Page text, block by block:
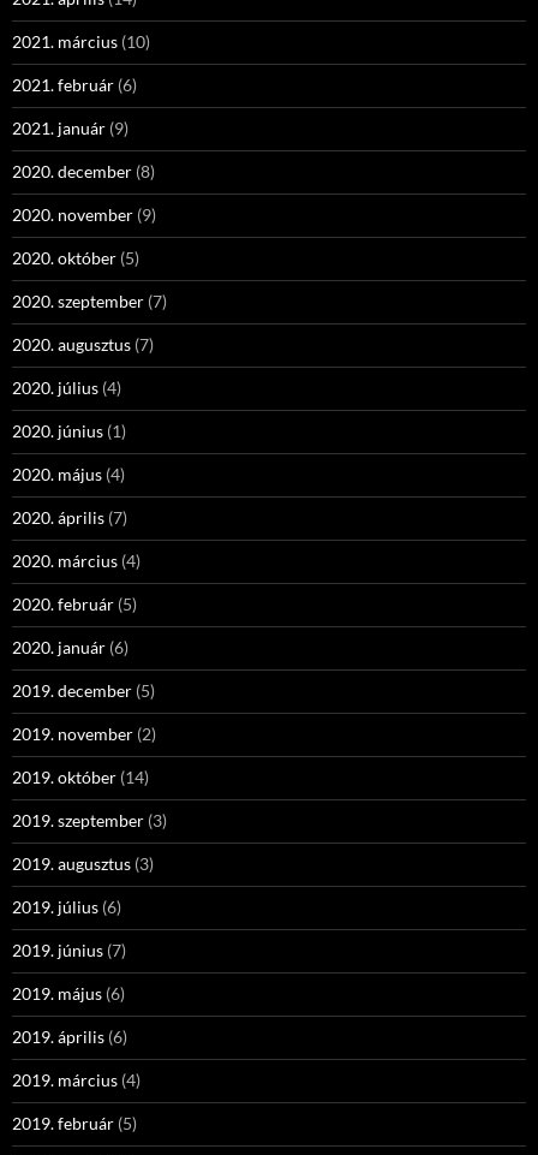
2021. március (10)
2021. február (6)
2021. január (9)
2020. december (8)
2020. november (9)
2020. október (5)
2020. szeptember (7)
2020. augusztus (7)
2020. július (4)
2020. június (1)
2020. május (4)
2020. április (7)
2020. március (4)
2020. február (5)
2020. január (6)
2019. december (5)
2019. november (2)
2019. október (14)
2019. szeptember (3)
2019. augusztus (3)
2019. július (6)
2019. június (7)
2019. május (6)
2019. április (6)
2019. március (4)
2019. február (5)